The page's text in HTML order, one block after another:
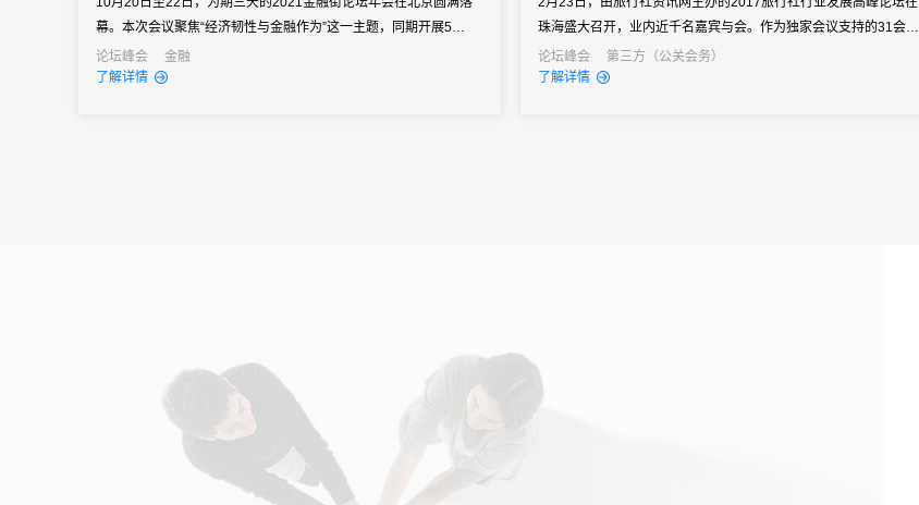
幕。本次会议聚焦“经济韧性与金融作为”这一主题，同期开展5个平
行论坛、35个议题密集交流，以及专场活动、专题展览、多场边会
和系列活动，400余名中外嘉宾通过线上线下等方式，深入对话碰
论坛峰会
金融
了解详情
珠海盛大召开，业内近千名嘉宾与会。作为独家会议支持的31会议
与主办方一起为此大会的圆满成功注入下一剂纯度超高的强心针。
论坛峰会
第三方（公关会务）
了解详情